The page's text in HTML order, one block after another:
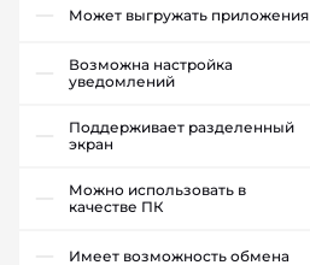
Может выгружать приложения
Возможна настройка
уведомлений
Поддерживает разделенный
экран
Можно использовать в
качестве ПК
Имеет возможность обмена